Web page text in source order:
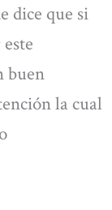
dice que si
buen
la cual